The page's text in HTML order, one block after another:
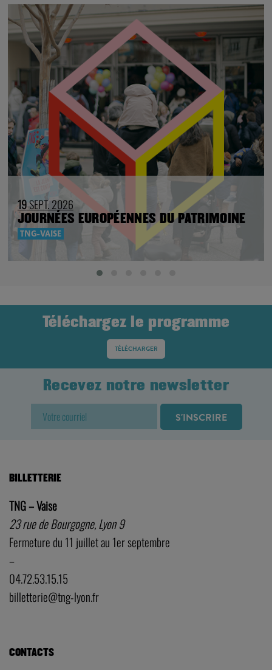
19SEPT. 2026
JOURNÉES EUROPÉENNES DU PATRIMOINE
TNG-VAISE
Téléchargez le programme
TÉLÉCHARGER
Recevez notre newsletter
BILLETTERIE
TNG – Vaise
23 rue de Bourgogne, Lyon 9
Fermeture du 11 juillet au 1er septembre
–
04.72.53.15.15
billetterie@tng-lyon.fr
CONTACTS